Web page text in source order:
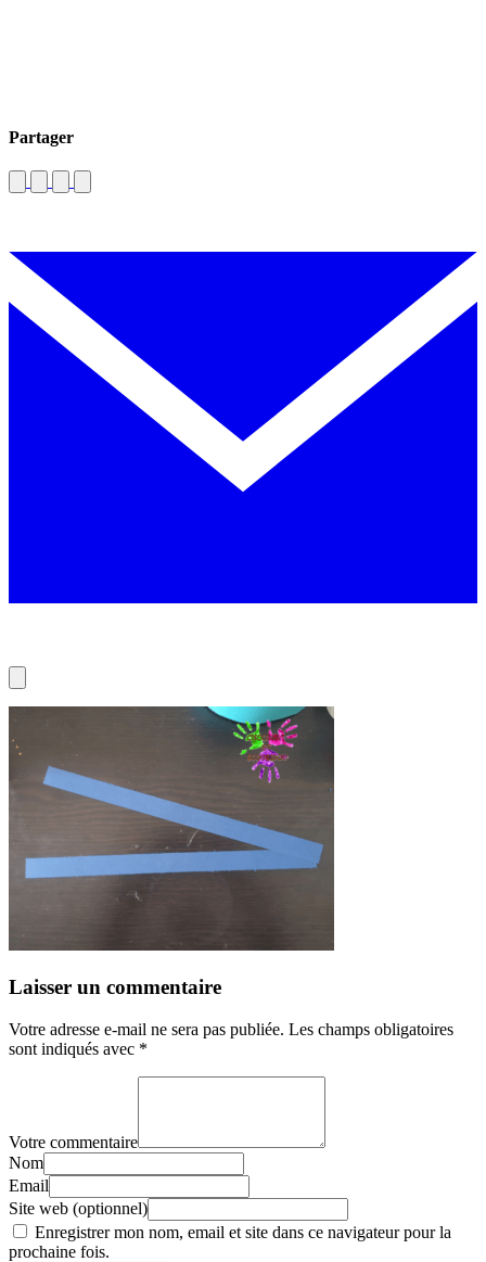
Partager
Laisser un commentaire
Votre adresse e-mail ne sera pas publiée. Les champs obligatoires
sont indiqués avec *
Votre commentaire
Nom
Email
Site web (optionnel)
Enregistrer mon nom, email et site dans ce navigateur pour la
prochaine fois.